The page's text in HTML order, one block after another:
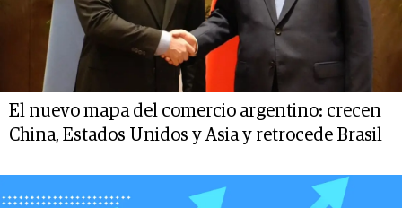
El nuevo mapa del comercio argentino: crecen
China, Estados Unidos y Asia y retrocede Brasil